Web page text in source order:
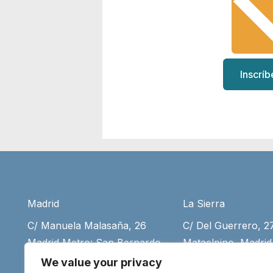
We value your privacy
Madrid
C/ Manuela Malasaña, 26
Madrid Metro: San Bernardo
(+34) 917 55 75 35
La Sierra
C/ Del Guerrero,
Mataelpino,